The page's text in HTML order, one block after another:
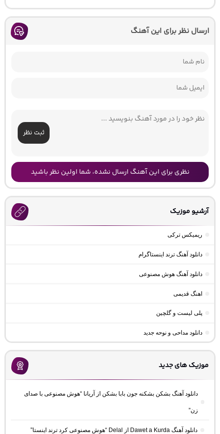
ارسال نظر برای این آهنگ
ثبت نظر
نظری برای این آهنگ ارسال نشده، شما اولین نظر باشید
آرشیو موزیک
ریمیکس ترکی
دانلود آهنگ ترند اینستاگرام
دانلود آهنگ هوش مصنوعی
اهنگ قدیمی
پلی لیست و گلچین
دانلود مداحی و نوحه جدید
موزیک های جدید
دانلود آهنگ بشکن بشکنه جون بابا بشکن از آریانا “هوش مصنوعی با صدای
زن”
دانلود آهنگ Dawet a Kurda از Delal “هوش مصنوعی کرد ترند اینستا”